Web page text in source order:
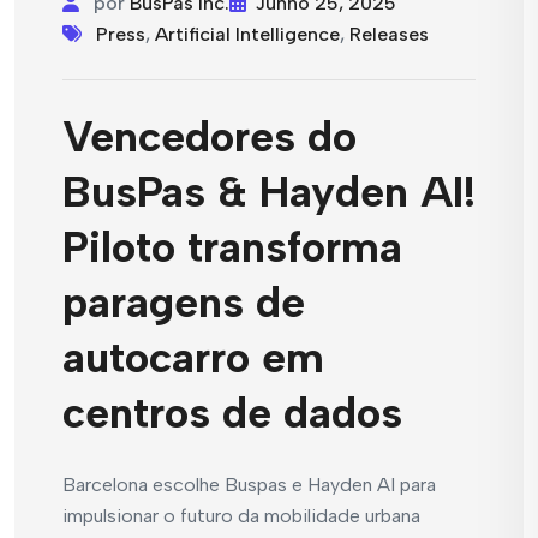
Press, Artificial Intelligence, Releases
Vencedores do
BusPas & Hayden AI!
Piloto transforma
paragens de
autocarro em
centros de dados
Barcelona escolhe Buspas e Hayden AI para
impulsionar o futuro da mobilidade urbana